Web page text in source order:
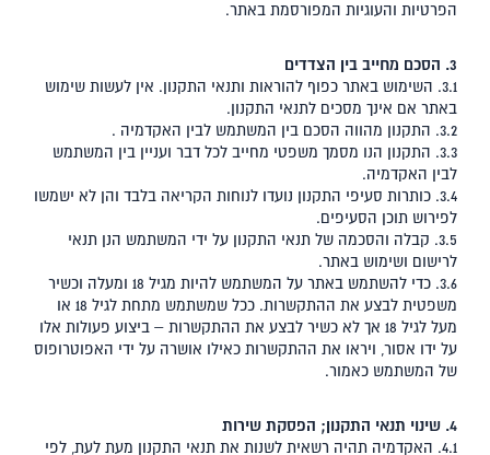
הפרטיות והעוגיות המפורסמת באתר.
3. הסכם מחייב בין הצדדים
3.1. השימוש באתר כפוף להוראות ותנאי התקנון. אין לעשות שימוש
באתר אם אינך מסכים לתנאי התקנון.
3.2. התקנון מהווה הסכם בין המשתמש לבין האקדמיה .
3.3. התקנון הנו מסמך משפטי מחייב לכל דבר ועניין בין המשתמש
לבין האקדמיה.
3.4. כותרות סעיפי התקנון נועדו לנוחות הקריאה בלבד והן לא ישמשו
לפירוש תוכן הסעיפים.
3.5. קבלה והסכמה של תנאי התקנון על ידי המשתמש הנן תנאי
לרישום ושימוש באתר.
3.6. כדי להשתמש באתר על המשתמש להיות מגיל 18 ומעלה וכשיר
משפטית לבצע את ההתקשרות. ככל שמשתמש מתחת לגיל 18 או
מעל לגיל 18 אך לא כשיר לבצע את ההתקשרות – ביצוע פעולות אלו
על ידו אסור, ויראו את ההתקשרות כאילו אושרה על ידי האפוטרופוס
של המשתמש כאמור.
4. שינוי תנאי התקנון; הפסקת שירות
4.1. האקדמיה תהיה רשאית לשנות את תנאי התקנון מעת לעת, לפי